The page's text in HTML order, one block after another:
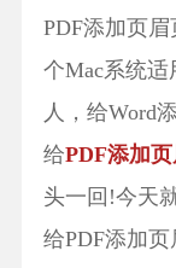
PDF添加页
个Mac系统
人，给Word
给PDF添加
头一回!今天
给PDF添加